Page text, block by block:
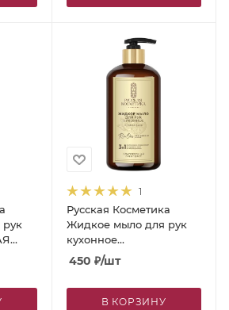
1
Русская Косметика
Жидкое мыло для рук
кухонное
"БЛАГОРОДНЫЙ
ГРЕЙПФРУТ", 600 мл
450 ₽/шт
В КОРЗИНУ